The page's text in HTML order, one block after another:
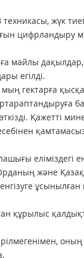
жүк
цифрландыру
майлы
егілді.
гектарға
Қажетті
қамтамасыз
еліміздегі
және
құрылыс
оның